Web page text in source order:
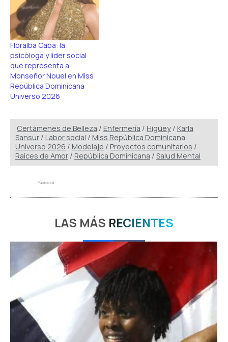
Floralba Caba: la
psicóloga y líder social
que representa a
Monseñor Nouel en Miss
República Dominicana
Universo 2026
Certámenes de Belleza / Enfermería / Higüey / Karla
Sansur / Labor social / Miss República Dominicana
Universo 2026 / Modelaje / Proyectos comunitarios /
Raíces de Amor / República Dominicana / Salud Mental
Publicidad
LAS MÁS RECIENTES